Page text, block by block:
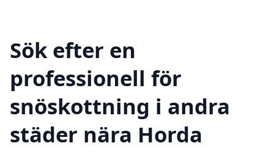
Sök efter en
professionell för
snöskottning i andra
städer nära Horda